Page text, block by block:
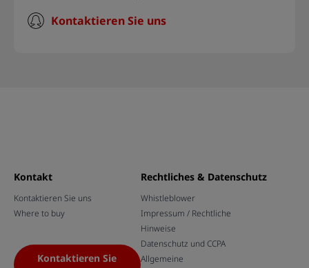
Kontaktieren Sie uns
Kontakt
Kontaktieren Sie uns
Where to buy
Kontaktieren Sie
Rechtliches & Datenschutz
Whistleblower
Impressum / Rechtliche
Hinweise
Datenschutz und CCPA
Allgemeine